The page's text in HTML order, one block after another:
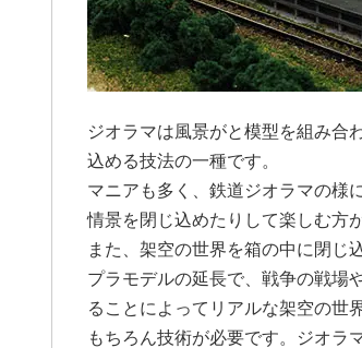
ジオラマは風景がと模型を組み合
込める技法の一種です。
マニアも多く、鉄道ジオラマの様
情景を閉じ込めたりして楽しむ方
また、架空の世界を箱の中に閉じ
プラモデルの延長で、戦争の戦場
ることによってリアルな架空の世
もちろん技術が必要です。ジオラ